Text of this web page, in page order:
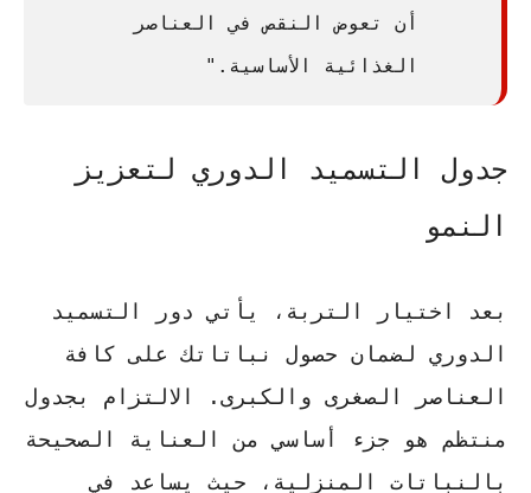
أن تعوض النقص في العناصر
الغذائية الأساسية."
جدول التسميد الدوري لتعزيز
النمو
بعد اختيار التربة، يأتي دور التسميد
الدوري لضمان حصول نباتاتك على كافة
العناصر الصغرى والكبرى. الالتزام بجدول
منتظم هو جزء أساسي من
العناية الصحيحة
بالنباتات المنزلية ، حيث يساعد في